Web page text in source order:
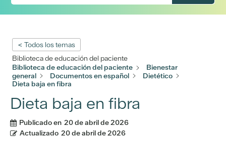
< Todos los temas
Biblioteca de educación del paciente
Biblioteca de educación del paciente
Bienestar
general
Documentos en español
Dietético
Dieta baja en fibra
Dieta baja en fibra
Publicado en 20 de abril de 2026
Actualizado 20 de abril de 2026